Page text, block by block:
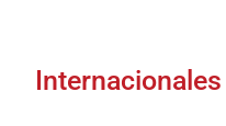
Internacionales